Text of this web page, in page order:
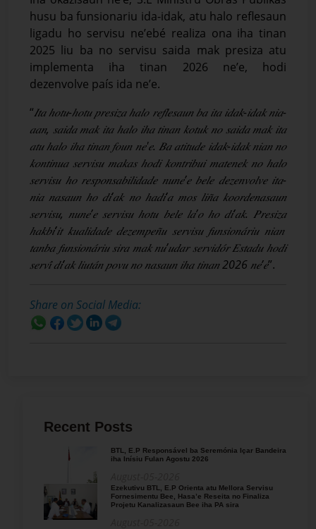
husu ba funsionariu ida-idak, atu halo reflesaun
ligadu ho servisu ne’ebé realiza ona iha tinan
2025 liu ba no servisu saida mak presiza atu
implementa iha tinan 2026 ne’e, hodi
dezenvolve país ida ne’e.
“𝐼𝑡𝑎ℎ𝑜𝑡𝑢-ℎ𝑜𝑡𝑢 𝑝𝑟𝑒𝑠𝑖𝑧𝑎ℎ𝑎𝑙𝑜 𝑟𝑒𝑓𝑙𝑒𝑠𝑎𝑢𝑛 𝑏𝑎 𝑖𝑡𝑎 𝑖𝑑𝑎𝑘-𝑖𝑑𝑎𝑘𝑛𝑖𝑎-
𝑎𝑎𝑛, 𝑠𝑎𝑖𝑑𝑎 𝑚𝑎𝑘 𝑖𝑡𝑎ℎ𝑎𝑙𝑜 𝑖ℎ𝑎 𝑡𝑖𝑛𝑎𝑛 𝑘𝑜𝑡𝑢𝑘 𝑛𝑜 𝑠𝑎𝑖𝑑𝑎 𝑚𝑎𝑘 𝑖𝑡𝑎
𝑎𝑡𝑢ℎ𝑎𝑙𝑜 𝑖ℎ𝑎 𝑡𝑖𝑛𝑎𝑛 𝑓𝑜𝑢𝑛 𝑛𝑒'𝑒. 𝐵𝑎 𝑎𝑡𝑖𝑡𝑢𝑑𝑒 𝑖𝑑𝑎𝑘-𝑖𝑑𝑎𝑘 𝑛𝑖𝑎𝑛𝑛𝑜
𝑘𝑜𝑛𝑡𝑖𝑛𝑢𝑎 𝑠𝑒𝑟𝑣𝑖𝑠𝑢 𝑚𝑎𝑘𝑎𝑠ℎ𝑜𝑑𝑖 𝑘𝑜𝑛𝑡𝑟𝑖𝑏𝑢𝑖 𝑚𝑎𝑡𝑒𝑛𝑒𝑘 𝑛𝑜ℎ𝑎𝑙𝑜
𝑠𝑒𝑟𝑣𝑖𝑠𝑢ℎ𝑜 𝑟𝑒𝑠𝑝𝑜𝑛𝑠𝑎𝑏𝑖𝑙𝑖𝑑𝑎𝑑𝑒 𝑛𝑢𝑛𝑒’𝑒 𝑏𝑒𝑙𝑒 𝑑𝑒𝑧𝑒𝑛𝑣𝑜𝑙𝑣𝑒 𝑖𝑡𝑎-
𝑛𝑖𝑎 𝑛𝑎𝑠𝑎𝑢𝑛ℎ𝑜 𝑑𝑖’𝑎𝑘 𝑛𝑜ℎ𝑎𝑑𝑖’𝑎 𝑚𝑜𝑠 𝑙𝑖𝑛𝑎 𝑘𝑜𝑜𝑟𝑑𝑒𝑛𝑎𝑠𝑎𝑢𝑛
𝑠𝑒𝑟𝑣𝑖𝑠𝑢,𝑛𝑢𝑛𝑒’𝑒 𝑠𝑒𝑟𝑣𝑖𝑠𝑢ℎ𝑜𝑡𝑢 𝑏𝑒𝑙𝑒 𝑙𝑎’𝑜ℎ𝑜 𝑑𝑖’𝑎𝑘. 𝑃𝑟𝑒𝑠𝑖𝑧𝑎
ℎ𝑎𝑘𝑏𝑖’𝑖𝑡 𝑘𝑢𝑎𝑙𝑖𝑑𝑎𝑑𝑒 𝑑𝑒𝑧𝑒𝑚𝑝𝑒𝑛𝑢 𝑠𝑒𝑟𝑣𝑖𝑠𝑢 𝑓𝑢𝑛𝑠𝑖𝑜𝑛𝑎𝑟𝑖𝑢 𝑛𝑖𝑎𝑛
𝑡𝑎𝑛𝑏𝑎 𝑓𝑢𝑛𝑠𝑖𝑜𝑛𝑎𝑟𝑖𝑢 𝑠𝑖𝑟𝑎 𝑚𝑎𝑘 𝑛𝑢’𝑢𝑑𝑎𝑟 𝑠𝑒𝑟𝑣𝑖𝑑𝑜𝑟 𝐸𝑠𝑡𝑎𝑑𝑢ℎ𝑜𝑑𝑖
𝑠𝑒𝑟𝑣𝑖́𝑑𝑖’𝑎𝑘 𝑙𝑖𝑢𝑡𝑎𝑛 𝑝𝑜𝑣𝑢𝑛𝑜𝑛𝑎𝑠𝑎𝑢𝑛 𝑖ℎ𝑎 𝑡𝑖𝑛𝑎𝑛2026𝑛𝑒’𝑒”.
Share on Social Media:
Recent Posts
BTL, E.P Responsável ba Seremónia Içar Bandeira
iha Inísiu Fulan Agostu 2026
Ezekutivu BTL, E.P Orienta atu Mellora Servisu
Fornesimentu Bee, Hasa’e Reseita no Finaliza
Projetu Kanalizasaun Bee iha PA sira